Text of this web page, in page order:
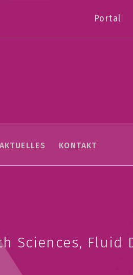
Portal
AKTUELLES KONTAKT
Sciences, Fluid